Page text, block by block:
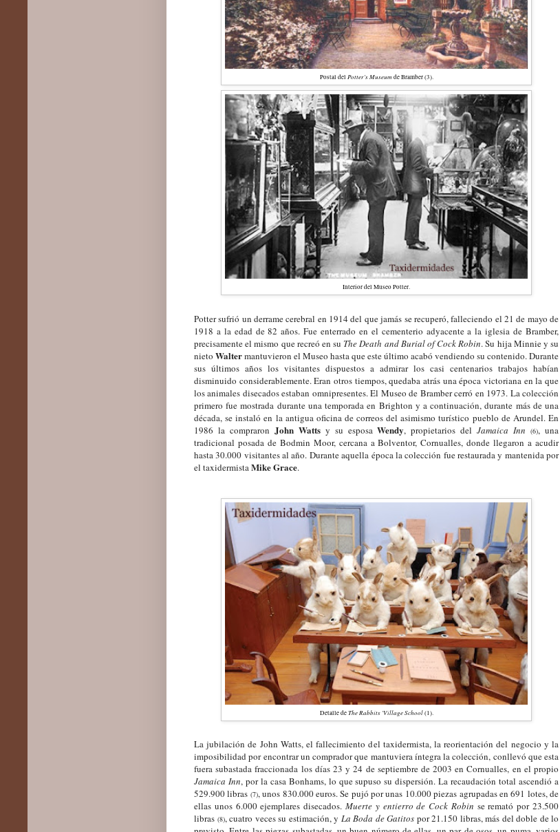
Postal del Potter's Museum de Bramber (3).
Interior del Museo Potter.
Potter sufrió un derrame cerebral en 1914 del que jamás se recuperó, falleciendo el 21 de mayo de
1918 a la edad de 82 años. Fue enterrado en el cementerio adyacente a la iglesia de Bramber,
precisamente el mismo que recreó en su The Death and Burial of Cock Robin. Su hija Minnie y su
nieto Waltermantuvieron el Museo hasta que este último acabó vendiendo su contenido. Durante
sus últimos años los visitantes dispuestos a admirar los casi centenarios trabajos habían
disminuido considerablemente. Eran otros tiempos,quedabaatrás una época victoriana en la que
los animales disecados estaban omnipresentes. El Museo de Bramber cerró en 1973. La colección
primero fue mostrada durante una temporada en Brighton y a continuación, durante más de una
década, se instaló en la antigua oficina de correos del asimismo turístico pueblo de Arundel. En
1986 la compraron John Wattsy su esposaWendy, propietarios delJamaica Inn (6), una
tradicional posada de Bodmin Moor, cercana a Bolventor, Cornualles, donde llegaron a acudir
hasta 30.000 visitantesal año. Durante aquella época la colección fue restaurada y mantenida por
el taxidermista Mike Grace.
Detalle deThe Rabbits 'Village School(1).
La jubilación de John Watts, el fallecimiento del taxidermista, la reorientación del negocio y la
imposibilidad por encontrar un comprador que mantuviera íntegra la colección, conllevó que esta
fuera subastada fraccionada los días 23 y 24 de septiembre de 2003 en Cornualles, en el propio
Jamaica Inn, por la casa Bonhams, lo que supuso su dispersión. La recaudación total ascendió a
529.900 libras (7), unos 830.000 euros. Se pujó por unas 10.000 piezas agrupadas en 691 lotes, de
ellas unos 6.000 ejemplares disecados. Muerte y entierro de Cock Robin se remató por 23.500
libras (8), cuatro veces su estimación, y La Boda de Gatitos por 21.150 libras, más del doble de lo